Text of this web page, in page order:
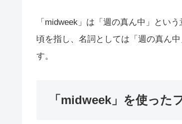
「midweek」は「週の真ん中」とい
頃を指し、名詞としては「週の真ん
す。
「midweek」を使った